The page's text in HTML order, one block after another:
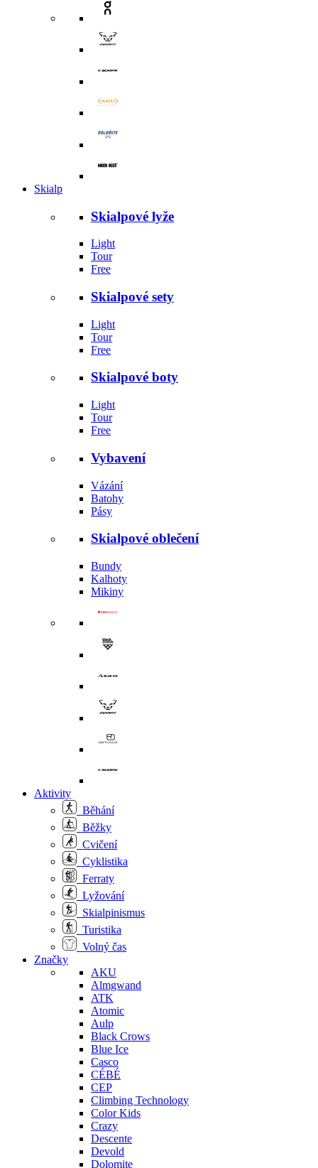
Skialp
Skialpové lyže
Light
Tour
Free
Skialpové sety
Light
Tour
Free
Skialpové boty
Light
Tour
Free
Vybavení
Vázání
Batohy
Pásy
Skialpové oblečení
Bundy
Kalhoty
Mikiny
Aktivity
Běhání
Běžky
Cvičení
Cyklistika
Ferraty
Lyžování
Skialpinismus
Turistika
Volný čas
Značky
AKU
Almgwand
ATK
Atomic
Aulp
Black Crows
Blue Ice
Casco
CÉBÉ
CEP
Climbing Technology
Color Kids
Crazy
Descente
Devold
Dolomite